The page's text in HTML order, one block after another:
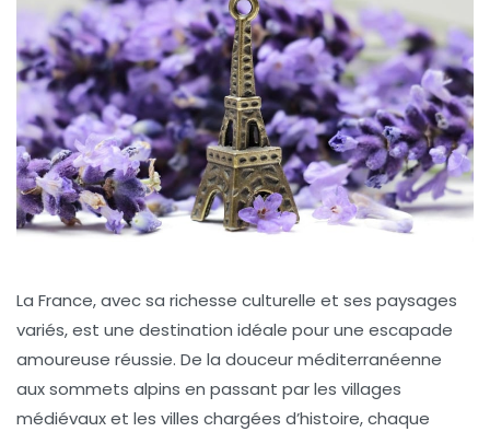
La France, avec sa richesse culturelle et ses paysages
variés, est une destination idéale pour une escapade
amoureuse réussie. De la douceur méditerranéenne
aux sommets alpins en passant par les villages
médiévaux et les villes chargées d’histoire, chaque